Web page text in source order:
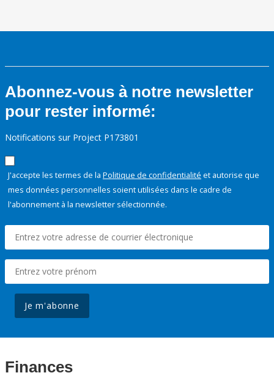
Abonnez-vous à notre newsletter
pour rester informé:
Notifications sur Project P173801
J'accepte les termes de la Politique de confidentialité et autorise que
mes données personnelles soient utilisées dans le cadre de
l'abonnement à la newsletter sélectionnée.
Je m'abonne
Finances